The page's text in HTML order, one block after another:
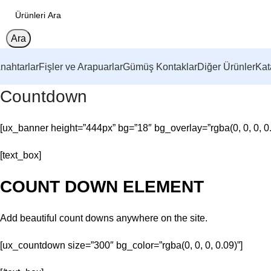
Ara
Fişler ve ArapuarlarGümüş KontaklarDiğer Ürünler
Countdown
[ux_banner height=”444px” bg=”18″ bg_overlay=”rgba(0, 0, 0,
[text_box]
COUNT DOWN ELEMENT
Add beautiful count downs anywhere on the site.
[ux_countdown size=”300″ bg_color=”rgba(0, 0, 0, 0.09)”]